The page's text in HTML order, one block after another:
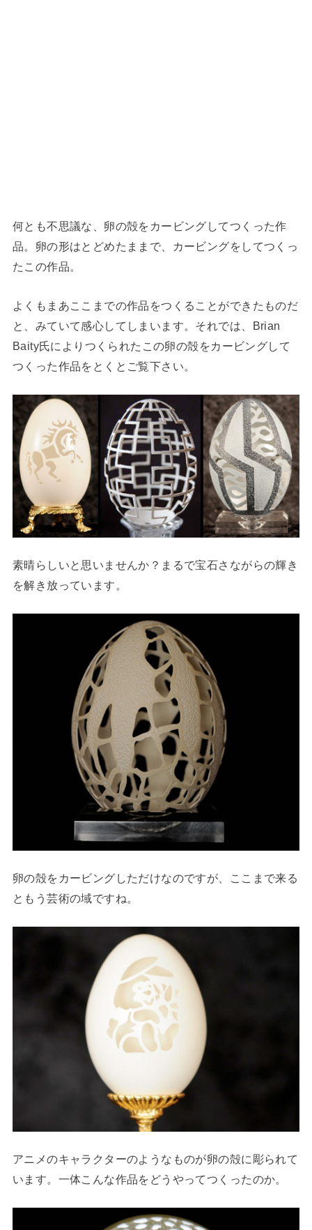
何とも不思議な、卵の殻をカービングしてつくった作
品。卵の形はとどめたままで、カービングをしてつくっ
たこの作品。
よくもまあここまでの作品をつくることができたものだ
と、みていて感心してしまいます。それでは、Brian
Baity氏によりつくられたこの卵の殻をカービングして
つくった作品をとくとご覧下さい。
素晴らしいと思いませんか？まるで宝石さながらの輝き
を解き放っています。
卵の殻をカービングしただけなのですが、ここまで来る
ともう芸術の域ですね。
アニメのキャラクターのようなものが卵の殻に彫られて
います。一体こんな作品をどうやってつくったのか。